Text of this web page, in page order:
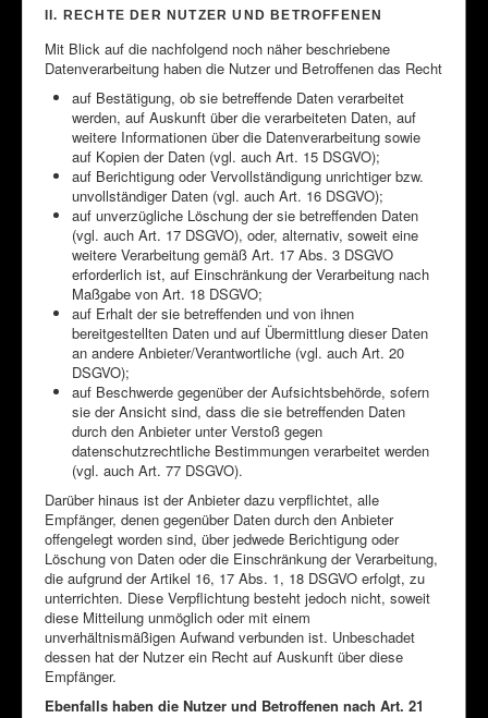
II. RECHTE DER NUTZER UND BETROFFENEN
Mit Blick auf die nachfolgend noch näher beschriebene
Datenverarbeitung haben die Nutzer und Betroffenen das Recht
auf Bestätigung, ob sie betreffende Daten verarbeitet
werden, auf Auskunft über die verarbeiteten Daten, auf
weitere Informationen über die Datenverarbeitung sowie
auf Kopien der Daten (vgl. auch Art. 15 DSGVO);
auf Berichtigung oder Vervollständigung unrichtiger bzw.
unvollständiger Daten (vgl. auch Art. 16 DSGVO);
auf unverzügliche Löschung der sie betreffenden Daten
(vgl. auch Art. 17 DSGVO), oder, alternativ, soweit eine
weitere Verarbeitung gemäß Art. 17 Abs. 3 DSGVO
erforderlich ist, auf Einschränkung der Verarbeitung nach
Maßgabe von Art. 18 DSGVO;
auf Erhalt der sie betreffenden und von ihnen
bereitgestellten Daten und auf Übermittlung dieser Daten
an andere Anbieter/Verantwortliche (vgl. auch Art. 20
DSGVO);
auf Beschwerde gegenüber der Aufsichtsbehörde, sofern
sie der Ansicht sind, dass die sie betreffenden Daten
durch den Anbieter unter Verstoß gegen
datenschutzrechtliche Bestimmungen verarbeitet werden
(vgl. auch Art. 77 DSGVO).
Darüber hinaus ist der Anbieter dazu verpflichtet, alle
Empfänger, denen gegenüber Daten durch den Anbieter
offengelegt worden sind, über jedwede Berichtigung oder
Löschung von Daten oder die Einschränkung der Verarbeitung,
die aufgrund der Artikel 16, 17 Abs. 1, 18 DSGVO erfolgt, zu
unterrichten. Diese Verpflichtung besteht jedoch nicht, soweit
diese Mitteilung unmöglich oder mit einem
unverhältnismäßigen Aufwand verbunden ist. Unbeschadet
dessen hat der Nutzer ein Recht auf Auskunft über diese
Empfänger.
Ebenfalls haben die Nutzer und Betroffenen nach Art. 21